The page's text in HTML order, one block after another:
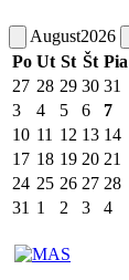
August2026
Po Ut St Št Pia
27 28 29 30 31
3
4 5 6 7
10 11 12 13 14
17 18 19 20 21
24 25 26 27 28
31 1 2 3 4